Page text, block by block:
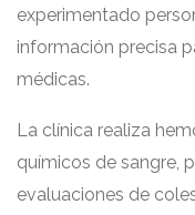
experimentado
información precisa
médicas.
La clínica realiza
químicos de sangre,
evaluaciones de